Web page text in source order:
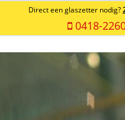
Direct een glaszetter nodig?
0418-